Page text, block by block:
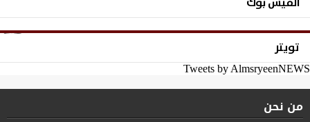
تويتر
Tweets by AlmsryeenNEWS
من نحن